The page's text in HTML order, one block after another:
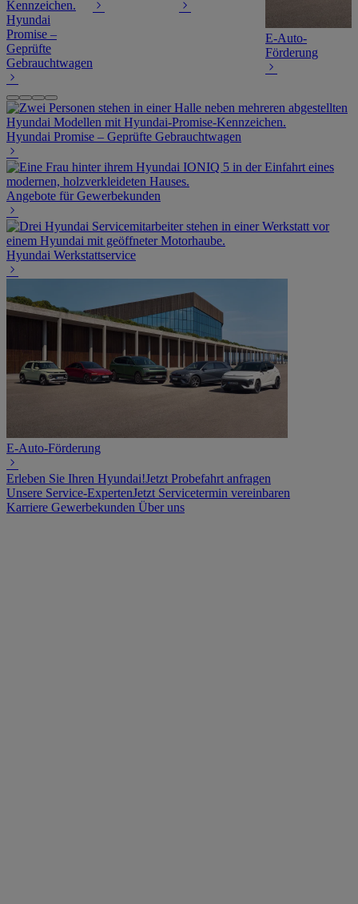
Hyundai
Promise –
Geprüfte
Gebrauchtwagen
E-Auto-
Förderung
Hyundai Promise – Geprüfte Gebrauchtwagen
Angebote für Gewerbekunden
Hyundai Werkstattservice
E-Auto-Förderung
Erleben Sie Ihren Hyundai!Jetzt Probefahrt anfragen
Unsere Service-ExpertenJetzt Servicetermin vereinbaren
Karriere Gewerbekunden Über uns